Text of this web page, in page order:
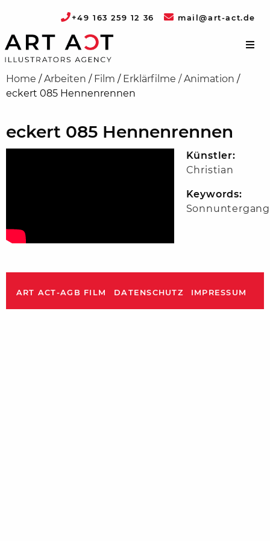
+49 163 259 12 36 mail@art-act.de
Home /Arbeiten / Film / Erklärfilme / Animation /
eckert 085 Hennenrennen
eckert 085 Hennenrennen
Künstler:
Christian
Keywords:
Sonnuntergang
ART ACT-AGB FILM DATENSCHUTZ IMPRESSUM